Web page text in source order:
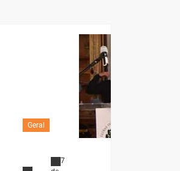
Geral
7